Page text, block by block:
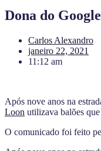
Dona do
Carlos Alexandro
janeiro 22, 2021
11:12 am
Após nove anos na
Loon utilizava balões
O comunicado foi feito